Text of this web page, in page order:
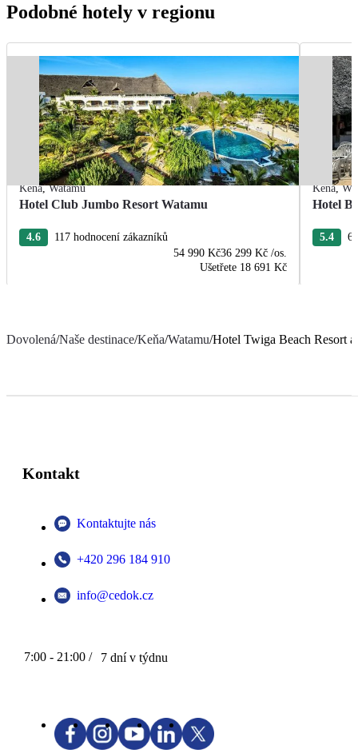
Podobné hotely v regionu
Keňa,Watamu
Hotel Club Jumbo Resort Watamu
4.6
117 hodnocení zákazníků
54 990 Kč36 299 Kč /os.
Ušetřete 18 691 Kč
Keňa,
Hotel
5.4
Dovolená/Naše destinace/Keňa/Watamu/Hotel Twiga Beach Resort
Kontakt
Kontaktujte nás
+420 296 184 910
info@cedok.cz
7:00 - 21:00 / 7 dní v týdnu